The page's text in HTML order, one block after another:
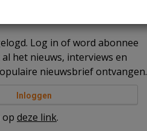
Log in of word abonnee
het nieuws, interviews en
nieuwsbrief ontvangen.
Inloggen
op deze link.